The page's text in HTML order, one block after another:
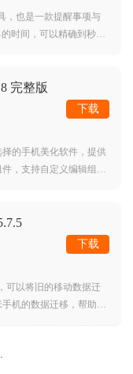
，也是一款提醒事项与
时间，可以精确到秒。
完整版
的手机美化软件，提供
，支持自定义编辑组件
下载
可以将旧的移动数据迁
机的数据迁移，帮助您
下载